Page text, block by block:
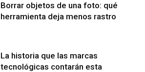
Borrar objetos de una foto: qué
herramienta deja menos rastro
La historia que las marcas
tecnológicas contarán esta